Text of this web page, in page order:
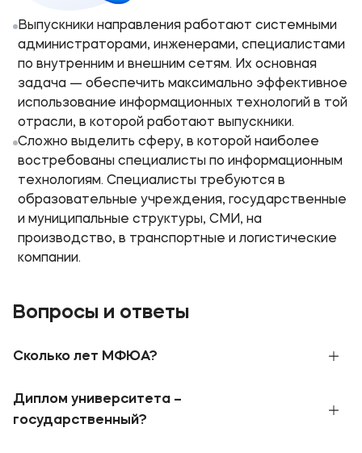
Выпускники направления работают системными
администраторами, инженерами, специалистами
по внутренним и внешним сетям. Их основная
задача — обеспечить максимально эффективное
использование информационных технологий в той
отрасли, в которой работают выпускники.
Сложно выделить сферу, в которой наиболее
востребованы специалисты по информационным
технологиям. Специалисты требуются в
образовательные учреждения, государственные
и муниципальные структуры, СМИ, на
производство, в транспортные и логистические
компании.
Вопросы и ответы
Сколько лет МФЮА?
Москвы и Ассоциации международного
образования была создана Московская
Диплом университета –
государственный?